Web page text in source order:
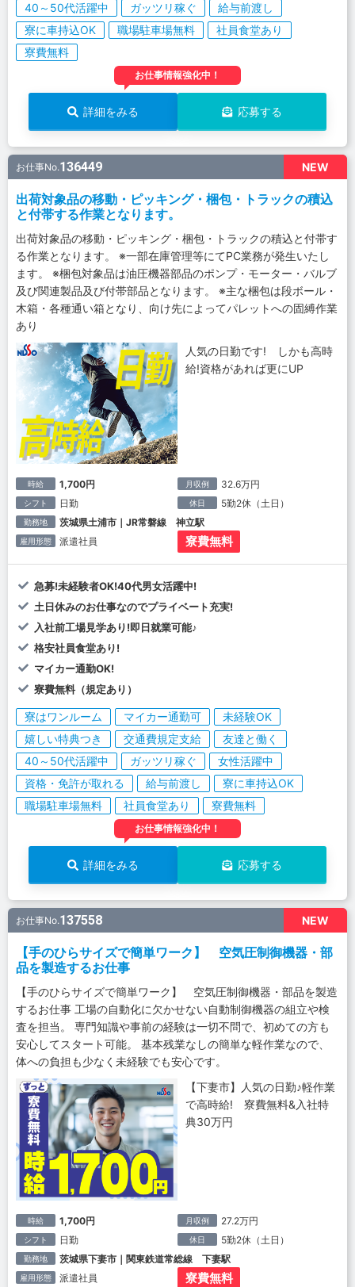
40～50代活躍中
ガッツリ稼ぐ
給与前渡し
寮に車持込OK
職場駐車場無料
社員食堂あり
寮費無料
お仕事情報強化中！
詳細をみる 応募する
NEW
お仕事No.136449
出荷対象品の移動・ピッキング・梱包・トラックの積込
と付帯する作業となります。
出荷対象品の移動・ピッキング・梱包・トラックの積込と付帯す
る作業となります。 ※一部在庫管理等にてPC業務が発生いたし
ます。 ※梱包対象品は油圧機器部品のポンプ・モーター・バルブ
及び関連製品及び付帯部品となります。 ※主な梱包は段ボール・
木箱・各種通い箱となり、向け先によってパレットへの固縛作業
あり
人気の日勤です! しかも高時
給!資格があれば更にUP
時給 1,700円 月収例 32.6万円
シフト 日勤 休日 5勤2休（土日）
勤務地 茨城県土浦市｜JR常磐線 神立駅
雇用形態 派遣社員 寮費無料
急募!未経験者OK!40代男女活躍中!
土日休みのお仕事なのでプライベート充実!
入社前工場見学あり!即日就業可能♪
格安社員食堂あり!
マイカー通勤OK!
寮費無料（規定あり）
寮はワンルーム マイカー通勤可
未経験OK
嬉しい特典つき
交通費規定支給
友達と働く
40～50代活躍中
ガッツリ稼ぐ
女性活躍中
資格・免許が取れる
給与前渡し
寮に車持込OK
職場駐車場無料
社員食堂あり 寮費無料
お仕事情報強化中！
詳細をみる 応募する
NEW
お仕事No.137558
【手のひらサイズで簡単ワーク】 空気圧制御機器・部
品を製造するお仕事
【手のひらサイズで簡単ワーク】 空気圧制御機器・部品を製造
するお仕事 工場の自動化に欠かせない自動制御機器の組立や検
査を担当。 専門知識や事前の経験は一切不問で、初めての方も
安心してスタート可能。 基本残業なしの簡単な軽作業なので、
体への負担も少なく未経験でも安心です。
【下妻市】人気の日勤♪軽作業
で高時給! 寮費無料&入社特
典30万円
時給 1,700円 月収例 27.2万円
シフト 日勤 休日 5勤2休（土日）
勤務地 茨城県下妻市｜関東鉄道常総線 下妻駅
雇用形態 派遣社員 寮費無料